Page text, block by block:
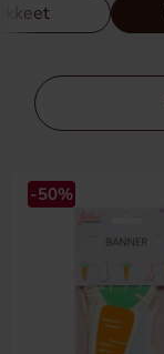
Ohita
suodattimet
-50%